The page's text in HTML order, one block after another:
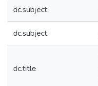
dc.subject
dc.subject
dc.title